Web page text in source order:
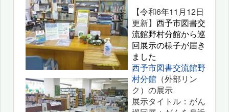
【令和6年11月12日
更新】 西予市図書交
流館野村分館から巡
回展示の様子が届き
ました
西予市図書交流館野
村分館 （外部リン
ク）の展示
展示タイトル：がん